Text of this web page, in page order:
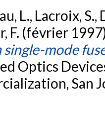
L., Lacroix, S.,
F. (février
single-mode
Optics
San